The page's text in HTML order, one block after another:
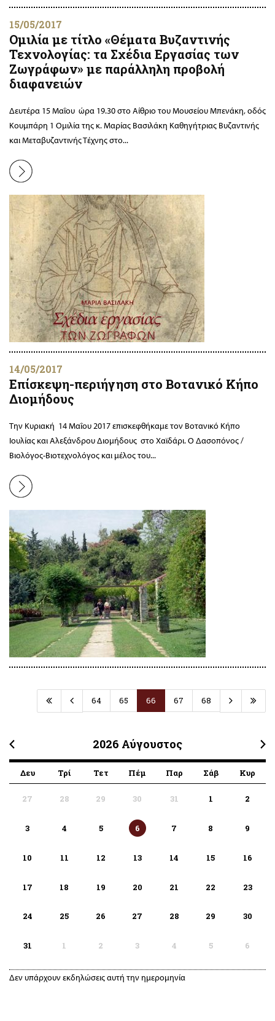
15/05/2017
Ομιλία με τίτλο «Θέματα Βυζαντινής
Τεχνολογίας: τα Σχέδια Εργασίας των
Ζωγράφων» με παράλληλη προβολή
διαφανειών
Δευτέρα 15 Μαΐου ώρα 19.30 στο Αίθριο του Μουσείου Μπενάκη, οδός
Κουμπάρη 1 Ομιλία της κ. Μαρίας Βασιλάκη Καθηγήτριας Βυζαντινής
και Μεταβυζαντινής Τέχνης στο...
14/05/2017
Επίσκεψη-περιήγηση στο Βοτανικό Κήπο
Διομήδους
Την Κυριακή 14 Μαΐου 2017 επισκεφθήκαμε τον Βοτανικό Κήπο
Ιουλίας και Αλεξάνδρου Διομήδους στο Χαϊδάρι. Ο Δασοπόνος /
Βιολόγος-Βιοτεχνολόγος και μέλος του...
64 65 66 67 68
2026 Αύγουστος
Δευ Τρί Τετ Πέμ Παρ Σάβ Κυρ
27 28 29 30 31 1 2
3 4 5 6 7 8 9
10 11 12 13 14 15 16
17 18 19 20 21 22 23
24 25 26 27 28 29 30
31 1 2 3 4 5 6